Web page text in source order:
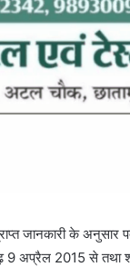
जानकारी के अनुसार
अप्रैल 2015 से तथा